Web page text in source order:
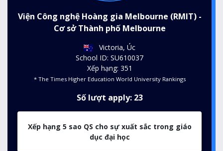
Viện Công nghệ Hoàng gia Melbourne (RMIT) -
Cơ sở Thành phố Melbourne
Victoria, Úc
School ID: SU610037
Xếp hạng: 351
* The Times Higher Education World University Rankings
Số lượt apply: 23
Xếp hạng 5 sao QS cho sự xuất sắc trong giáo
dục đại học